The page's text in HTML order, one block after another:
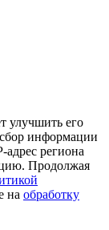
улучшить его
информации
адрес региона
Продолжая
на обработку